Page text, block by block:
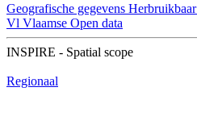
Geografische gegevens Herbruikbaar
Vl Vlaamse Open data
INSPIRE - Spatial scope
Regionaal